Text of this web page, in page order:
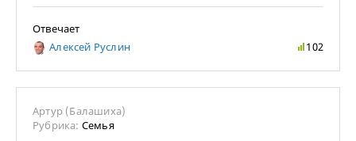
Отвечает
Алексей Руслин
102
Артур (Балашиха)
Рубрика: Семья